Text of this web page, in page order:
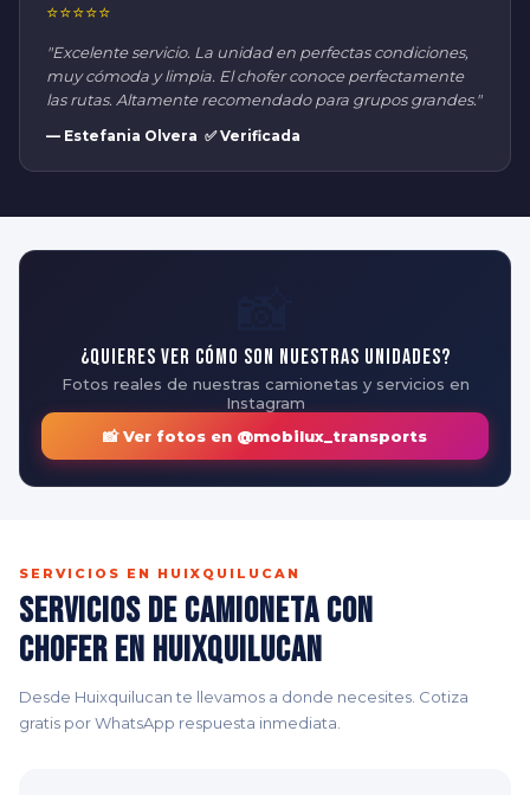
⭐⭐⭐⭐⭐
"Excelente servicio. La unidad en perfectas condiciones,
muy cómoda y limpia. El chofer conoce perfectamente
las rutas. Altamente recomendado para grupos grandes."
— Estefania Olvera ✅ Verificada
¿Quieres ver cómo son nuestras unidades?
Fotos reales de nuestras camionetas y servicios en
Instagram
📸 Ver fotos en @mobilux_transports
SERVICIOS EN HUIXQUILUCAN
Servicios de Camioneta con
Chofer en Huixquilucan
Desde Huixquilucan te llevamos a donde necesites. Cotiza
gratis por WhatsApp respuesta inmediata.